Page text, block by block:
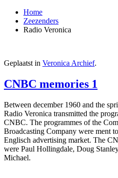
Home
Zeezenders
Radio Veronica
Geplaatst in Veronica Archief.
CNBC memories 1
Between december 1960 and the
Radio Veronica transmitted the
CNBC. The programmes of the
Broadcasting Company were ment
Englisch advertising market. The
were Paul Hollingdale, Doug
Michael.